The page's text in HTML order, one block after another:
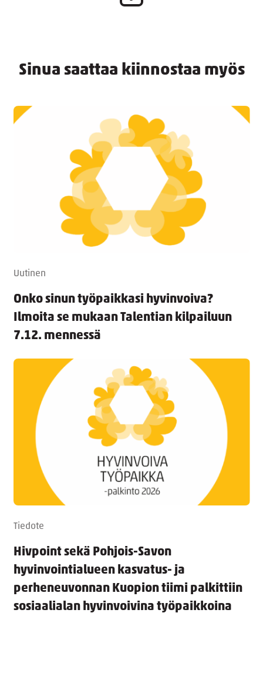
Sinua saattaa kiinnostaa myös
Uutinen
Onko sinun työpaikkasi hyvinvoiva?
Ilmoita se mukaan Talentian kilpailuun
7.12. mennessä
Tiedote
Hivpoint sekä Pohjois-Savon
hyvinvointialueen kasvatus- ja
perheneuvonnan Kuopion tiimi palkittiin
sosiaalialan hyvinvoivina työpaikkoina